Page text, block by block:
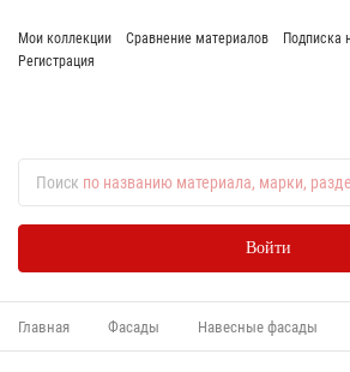
Мои коллекции Сравнение материалов Подписка
Регистрация
Поиск по названию материала, марки,
Войти
Главная Фасады Навесные фасады